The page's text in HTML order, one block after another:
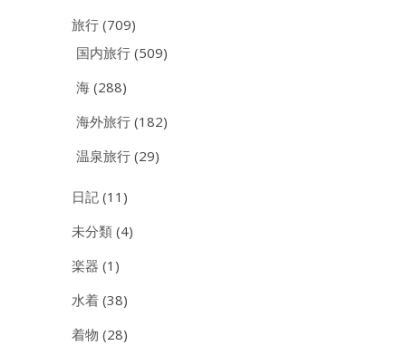
旅行 (709)
国内旅行 (509)
海 (288)
海外旅行 (182)
温泉旅行 (29)
日記 (11)
未分類 (4)
楽器 (1)
水着 (38)
着物 (28)